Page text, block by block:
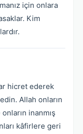
için onlara
Kim
hicret ederek
Allah onların
inanmış
kâfirlere geri